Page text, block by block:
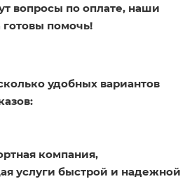
вопросы по оплате, наши
помочь!
удобных вариантов
компания,
услуги быстрой и надежной